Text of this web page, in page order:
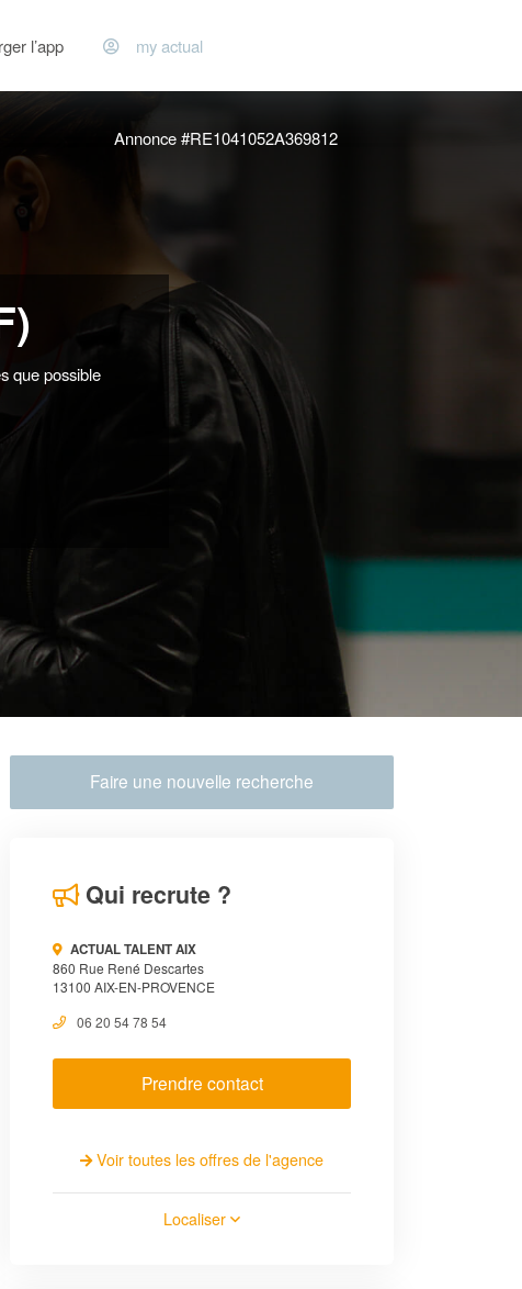
l’app my actual
Annonce #RE1041052A369812
que possible
Faire une nouvelle recherche
Qui recrute ?
ACTUAL TALENT AIX
860 Rue René Descartes
13100 AIX-EN-PROVENCE
06 20 54 78 54
Prendre contact
Voir toutes les offres de l'agence
Localiser